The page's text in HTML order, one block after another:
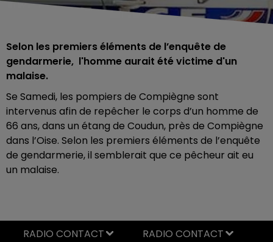
Selon les premiers éléments de l’enquête de
gendarmerie, l'homme aurait été victime d'un
malaise.
Se Samedi, les pompiers de Compiègne sont
intervenus afin de repêcher le corps d’un homme de
66 ans, dans un étang de Coudun, près de Compiègne
dans l’Oise. Selon les premiers éléments de l’enquête
de gendarmerie, il semblerait que ce pêcheur ait eu
un malaise.
RADIO CONTACT